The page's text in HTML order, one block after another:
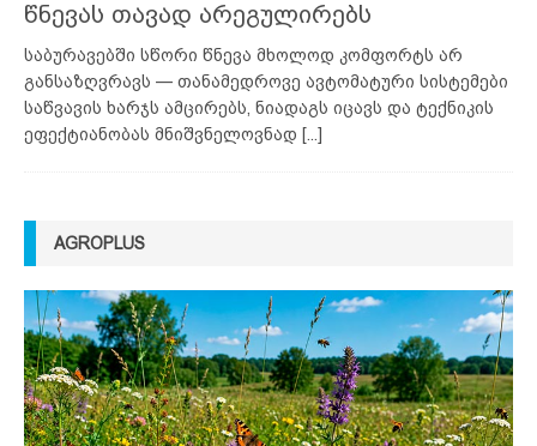
წნევას თავად არეგულირებს
საბურავებში სწორი წნევა მხოლოდ კომფორტს არ
განსაზღვრავს — თანამედროვე ავტომატური სისტემები
საწვავის ხარჯს ამცირებს, ნიადაგს იცავს და ტექნიკის
ეფექტიანობას მნიშვნელოვნად [...]
AGROPLUS